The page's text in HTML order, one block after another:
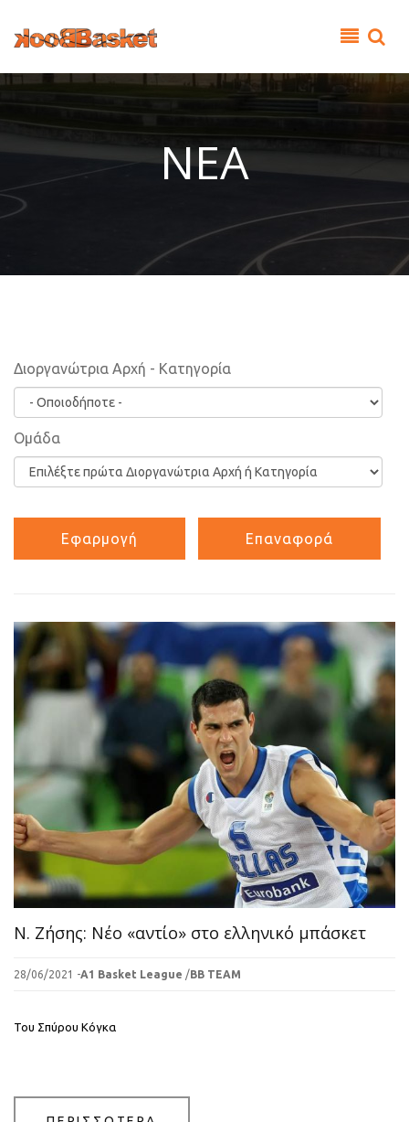
ΝΕΑ
Διοργανώτρια Αρχή - Κατηγορία
Ομάδα
Ν. Ζήσης: Νέο «αντίο» στο ελληνικό μπάσκετ
28/06/2021 -A1 Basket League /BB TEAM
Του Σπύρου Κόγκα